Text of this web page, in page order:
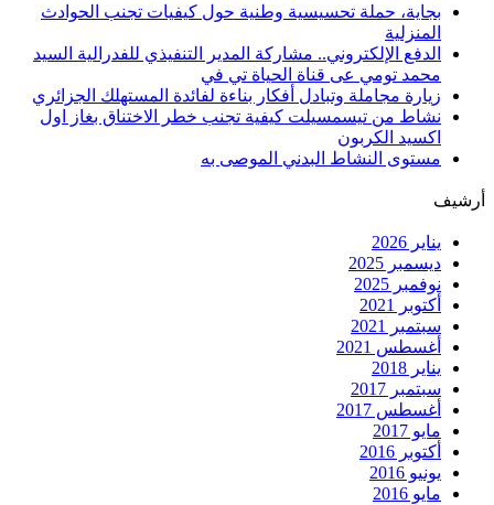
بجاية، حملة تحسيسية وطنية حول كيفيات تجنب الحوادث
المنزلية
الدفع الإلكتروني.. مشاركة المدير التنفيذي للفدرالية السيد
محمد تومي عى قناة الحياة تي في
زيارة مجاملة وتبادل أفكار بناءة لفائدة المستهلك الجزائري
نشاط من تيسمسيلت كيفية تجنب خطر الاختناق بغاز اول
اكسيد الكربون
مستوى النشاط البدني الموصى به
أرشيف
يناير 2026
ديسمبر 2025
نوفمبر 2025
أكتوبر 2021
سبتمبر 2021
أغسطس 2021
يناير 2018
سبتمبر 2017
أغسطس 2017
مايو 2017
أكتوبر 2016
يونيو 2016
مايو 2016